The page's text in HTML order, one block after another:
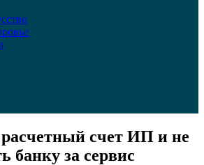
счет ИП и не
банку за сервис